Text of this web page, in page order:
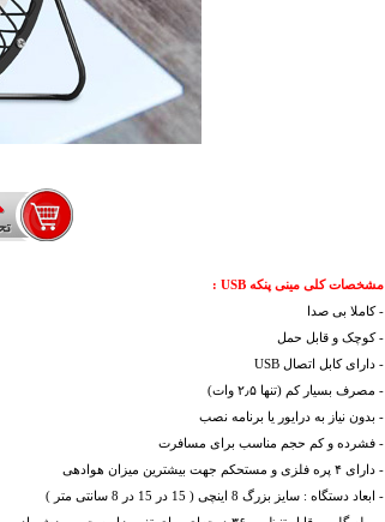
مشخصات کلی مینی پنکه USB :
- کاملا بی صدا
- کوچک و قابل حمل
- دارای کابل اتصال USB
- مصرف بسیار کم (تنها ۲٫۵ وات)
- بدون نیاز به درایور یا برنامه نصب
- فشرده و کم حجم مناسب برای مسافرت
- دارای ۴ پره فلزی و مستحکم جهت بیشترین میزان هوادهی
- ابعاد دستگاه : سایز بزرگ 8 اینچی ( 15 در 15 در 8 سانتی متر )